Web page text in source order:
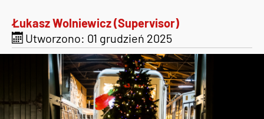
Łukasz Wolniewicz (Supervisor)
Utworzono: 01 grudzień 2025